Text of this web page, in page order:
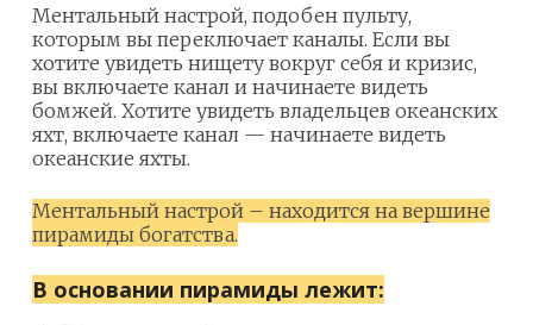
Ментальный настрой, подобен пульту,
которым вы переключает каналы. Если вы
хотите увидеть нищету вокруг себя и кризис,
вы включаете канал и начинаете видеть
бомжей. Хотите увидеть владельцев океанских
яхт, включаете канал — начинаете видеть
океанские яхты.
Ментальный настрой – находится на вершине
пирамиды богатства.
В основании пирамиды лежит: